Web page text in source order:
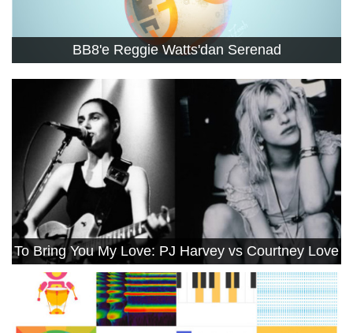
BB8'e Reggie Watts'dan Serenad
To Bring You My Love: PJ Harvey vs Courtney Love